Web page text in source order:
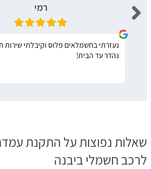
רמי
נעזרתי בחשמלאים פלוס וקיבלתי שירות
נהדר עד הבית!
שאלות נפוצות על התקנת
לרכב חשמלי ביבנה